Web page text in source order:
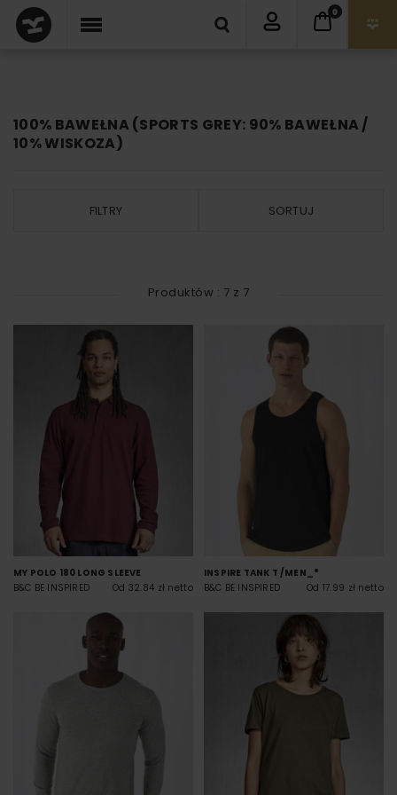
0
100% BAWEŁNA (SPORTS GREY: 90% BAWEŁNA /
10% WISKOZA)
FILTRY SORTUJ
Produktów : 7 z 7
MY POLO 180 LONG SLEEVE
B&C BE INSPIRED
Od 32.84 zł netto
INSPIRE TANK T /MEN_°
B&C BE INSPIRED
Od 17.99 zł netto